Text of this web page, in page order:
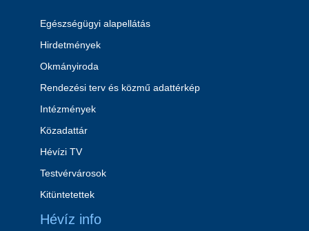
Egészségügyi alapellátás
Hirdetmények
Okmányiroda
Rendezési terv és közmű adattérkép
Intézmények
Közadattár
Hévízi TV
Testvérvárosok
Kitüntetettek
Hévíz info